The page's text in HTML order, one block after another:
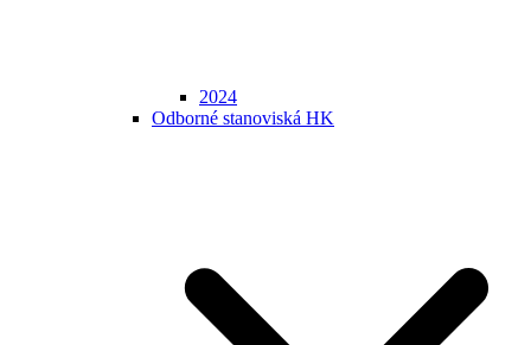
2024
Odborné stanoviská HK